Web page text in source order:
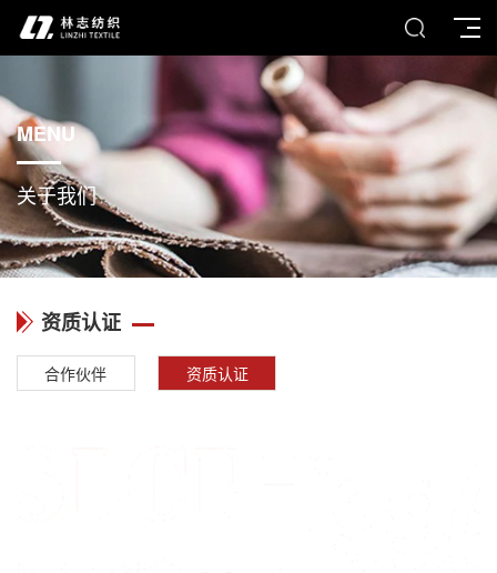
MENU
关于我们
资质认证
合作伙伴 资质认证